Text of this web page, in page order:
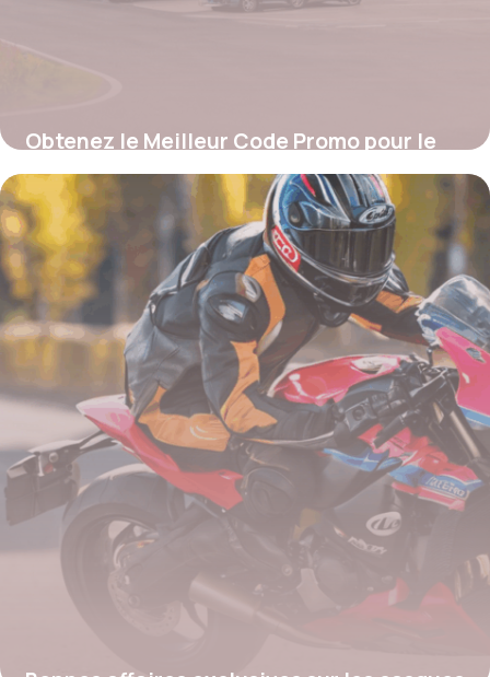
Obtenez le Meilleur Code Promo pour le
Parking de l’Aéroport Charleroi : Guide
Complet pour Économiser
4 juillet 2025